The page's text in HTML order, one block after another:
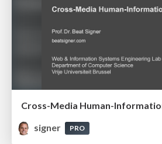
Cross-Media Human-
signer
PRO